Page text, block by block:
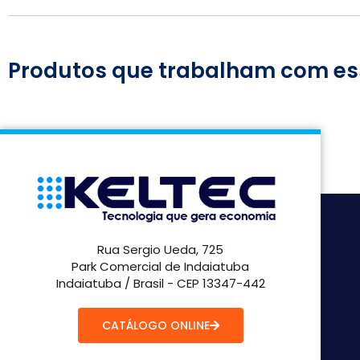
Produtos que trabalham com
Rua Sergio Ueda, 725
Park Comercial de Indaiatuba
Indaiatuba / Brasil - CEP 13347-442
CATÁLOGO ONLINE